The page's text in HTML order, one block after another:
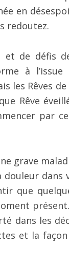
en
redoutez.
de défis
à l’issue
les Rêves
Rêve
par
grave
que
dans les
et la